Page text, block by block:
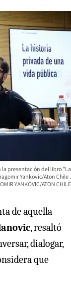
la presentación del libro "La
Yankovic/Aton Chile
YANKOVIC/ATON CHILE
de aquella
, resaltó
dialogar,
que